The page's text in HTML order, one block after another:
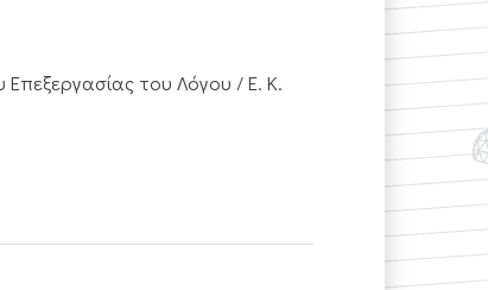
Επεξεργασίας του Λόγου / Ε. Κ.